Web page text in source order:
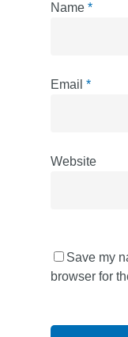
Name *
Email *
Website
Save my
browser for